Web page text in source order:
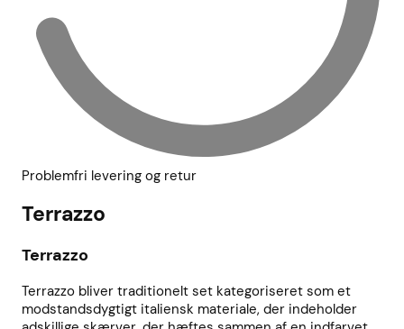
Problemfri levering og retur
Terrazzo
Terrazzo
Terrazzo bliver traditionelt set kategoriseret som et
modstandsdygtigt italiensk materiale, der indeholder